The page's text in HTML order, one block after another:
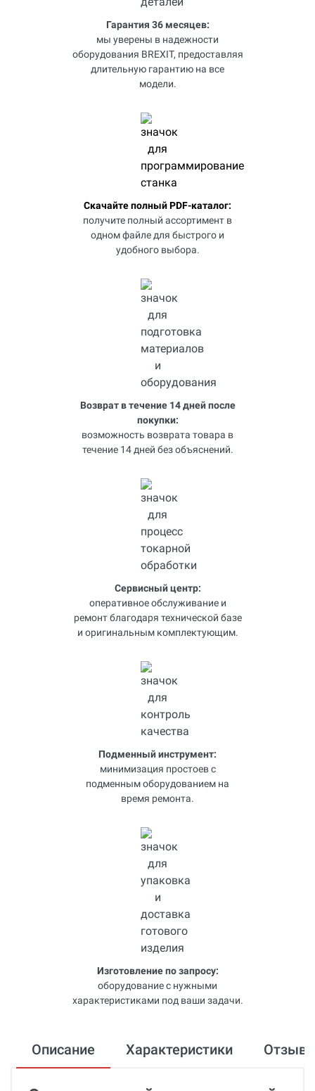
Гарантия 36 месяцев:
мы уверены в надежности
оборудования BREXIT, предоставляя
длительную гарантию на все
модели.
Скачайте полный PDF-каталог:
получите полный ассортимент в
одном файле для быстрого и
удобного выбора.
Возврат в течение 14 дней после
покупки:
возможность возврата товара в
течение 14 дней без объяснений.
Сервисный центр:
оперативное обслуживание и
ремонт благодаря технической базе
и оригинальным комплектующим.
Подменный инструмент:
минимизация простоев с
подменным оборудованием на
время ремонта.
Изготовление по запросу:
оборудование с нужными
характеристиками под ваши задачи.
Описание Характеристики